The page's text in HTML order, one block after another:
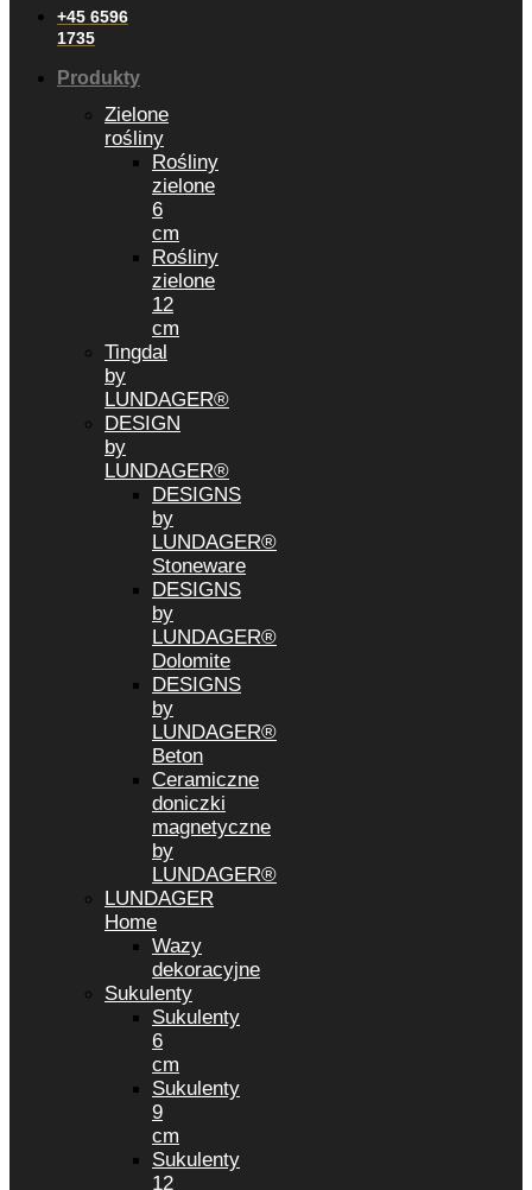
+45 6596
1735
Produkty
Zielone
rośliny
Rośliny
zielone
6
cm
Rośliny
zielone
12
cm
Tingdal
by
LUNDAGER®
DESIGN
by
LUNDAGER®
DESIGNS
by
LUNDAGER®
Stoneware
DESIGNS
by
LUNDAGER®
Dolomite
DESIGNS
by
LUNDAGER®
Beton
Ceramiczne
doniczki
magnetyczne
by
LUNDAGER®
LUNDAGER
Home
Wazy
dekoracyjne
Sukulenty
Sukulenty
6
cm
Sukulenty
9
cm
Sukulenty
12